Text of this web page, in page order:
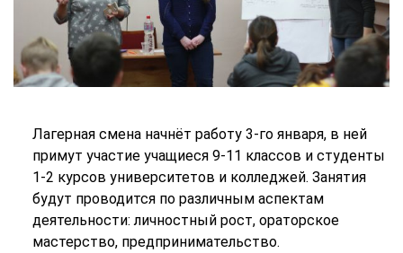
Лагерная смена начнёт работу 3-го января, в ней
примут участие учащиеся 9-11 классов и студенты
1-2 курсов университетов и колледжей. Занятия
будут проводится по различным аспектам
деятельности: личностный рост, ораторское
мастерство, предпринимательство.